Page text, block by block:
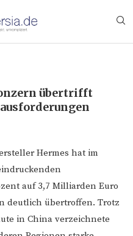
übertrifft
Hermes hat im
auf 3,7 Milliarden Euro
deutlich übertroffen. Trotz
in China verzeichnete